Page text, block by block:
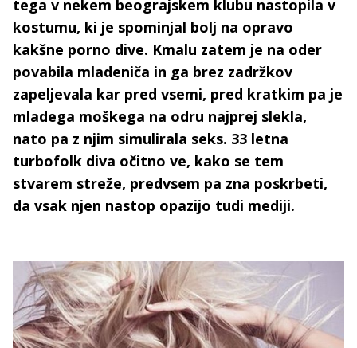
tega v nekem beograjskem klubu nastopila v
kostumu, ki je spominjal bolj na opravo
kakšne porno dive. Kmalu zatem je na oder
povabila mladeniča in ga brez zadržkov
zapeljevala kar pred vsemi, pred kratkim pa je
mladega moškega na odru najprej slekla,
nato pa z njim simulirala seks. 33 letna
turbofolk diva očitno ve, kako se tem
stvarem streže, predvsem pa zna poskrbeti,
da vsak njen nastop opazijo tudi mediji.